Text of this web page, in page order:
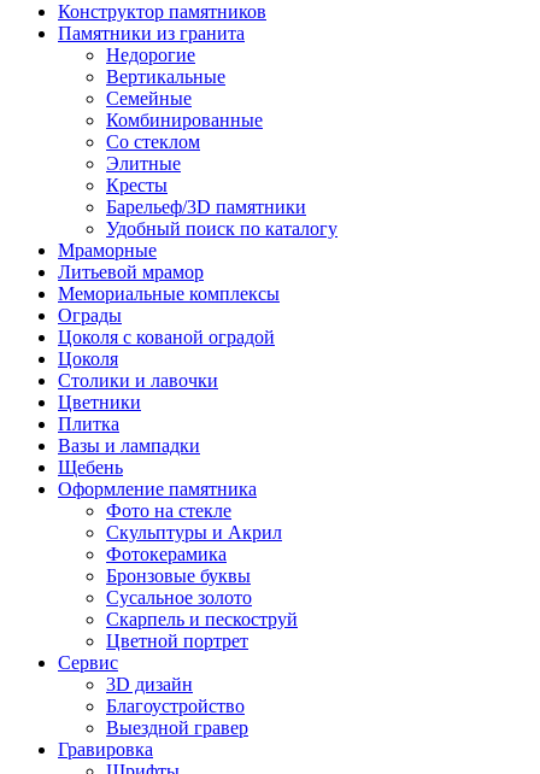
Конструктор памятников
Памятники из гранита
Недорогие
Вертикальные
Семейные
Комбинированные
Со стеклом
Элитные
Кресты
Барельеф/3D памятники
Удобный поиск по каталогу
Мраморные
Литьевой мрамор
Мемориальные комплексы
Ограды
Цоколя с кованой оградой
Цоколя
Столики и лавочки
Цветники
Плитка
Вазы и лампадки
Щебень
Оформление памятника
Фото на стекле
Скульптуры и Акрил
Фотокерамика
Бронзовые буквы
Сусальное золото
Скарпель и пескоструй
Цветной портрет
Сервис
3D дизайн
Благоустройство
Выездной гравер
Гравировка